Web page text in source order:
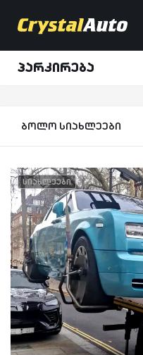
პარკირება
ბოლო სიახლეები
სიახლეები